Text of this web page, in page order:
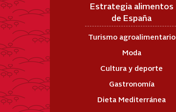
Estrategia alimentos
de España
Turismo agroalimentario
Moda
Cultura y deporte
Gastronomía
Dieta Mediterránea